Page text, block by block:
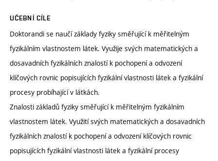
UČEBNÍ CÍLE
Doktorandi se naučí základy fyziky směřující k měřitelným
fyzikálním vlastnostem látek. Využije svých matematických a
dosavadních fyzikálních znalostí k pochopení a odvození
klíčových rovnic popisujících fyzikální vlastnosti látek a fyzikální
procesy probíhající v látkách.
Znalosti základů fyziky směřující k měřitelným fyzikálním
vlastnostem látek. Využití svých matematických a dosavadních
fyzikálních znalostí k pochopení a odvození klíčových rovnic
popisujících fyzikální vlastnosti látek a fyzikální procesy